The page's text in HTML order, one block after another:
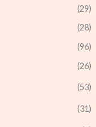
(29)
(28)
(96)
(26)
(53)
(31)